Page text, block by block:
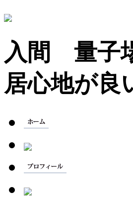
入間 量子
居心地が良